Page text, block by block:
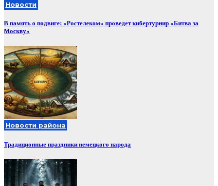
Новости
В память о подвиге: «Ростелеком» проведет кибертурнир «Битва за
Москву»
Новости района
Традиционные праздники немецкого народа